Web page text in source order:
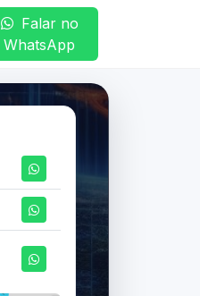
Falar no
WhatsApp